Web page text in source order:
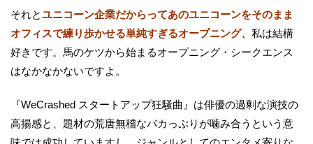
それとユニコーン企業だからってあのユニコーンをそのまま
オフィスで練り歩かせる単純すぎるオープニング、 私は結構
好きです。馬のケツから始まるオープニング・シークエンス
はなかなかないですよ。
『WeCrashed スタートアップ狂騒曲』は俳優の過剰な演技の
高揚感と、題材の荒唐無稽なバカっぷりが噛み合うという意